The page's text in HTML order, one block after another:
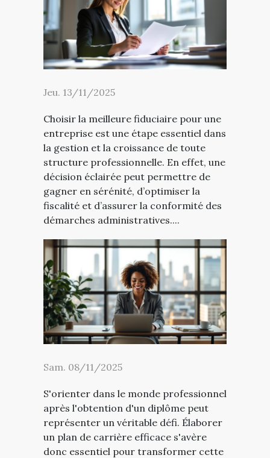
Jeu. 13/11/2025
Choisir la meilleure fiduciaire pour une
entreprise est une étape essentiel dans
la gestion et la croissance de toute
structure professionnelle. En effet, une
décision éclairée peut permettre de
gagner en sérénité, d’optimiser la
fiscalité et d’assurer la conformité des
démarches administratives....
Sam. 08/11/2025
S'orienter dans le monde professionnel
après l'obtention d'un diplôme peut
représenter un véritable défi. Élaborer
un plan de carrière efficace s'avère
donc essentiel pour transformer cette